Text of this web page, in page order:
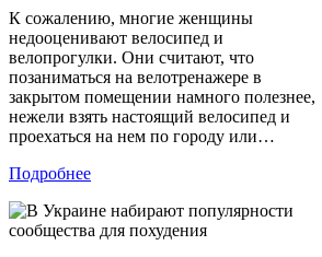
К сожалению, многие женщины
недооценивают велосипед и
велопрогулки. Они считают, что
позаниматься на велотренажере в
закрытом помещении намного полезнее,
нежели взять настоящий велосипед и
проехаться на нем по городу или…
Подробнее